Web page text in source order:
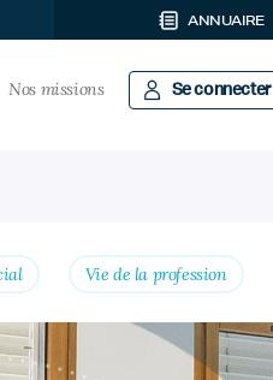
ANNUAIRE
Nos missions Se connecter
Vie de la profession